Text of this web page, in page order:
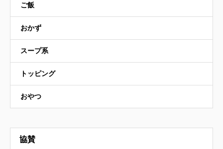
ご飯
おかず
スープ系
トッピング
おやつ
協賛